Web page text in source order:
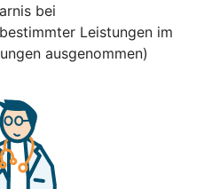
bei
Leistungen im
ausgenommen)